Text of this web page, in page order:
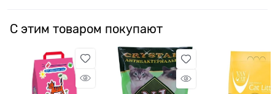
С этим товаром покупают